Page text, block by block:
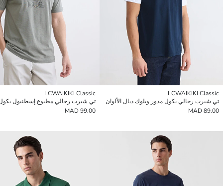
LCWAIKIKI Classic
تي شيرت رجالي بكول مدور وبلوك ديال الألوان
89.00 MAD
LCWAIKIKI Classic
تي شيرت رجالي مطبوع إسطنبول
99.00 MAD